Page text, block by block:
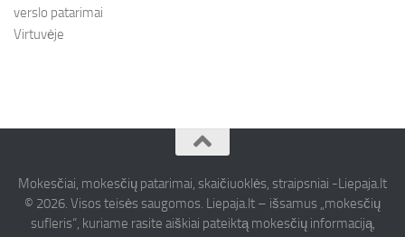
verslo patarimai
Virtuvėje
Mokesčiai, mokesčių patarimai, skaičiuoklės, straipsniai -Liepaja.lt
© 2026. Visos teisės saugomos. Liepaja.lt – išsamus „mokesčių
sufleris“, kuriame rasite aiškiai pateiktą mokesčių informaciją,